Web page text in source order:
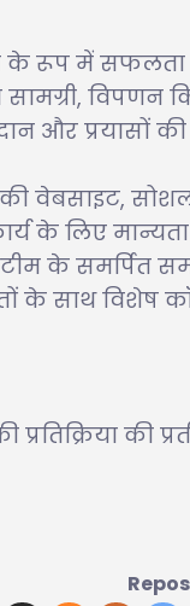
के रूप में
विपणन
और
सोशल
के लिए
टीम के
के साथ विशेष
की